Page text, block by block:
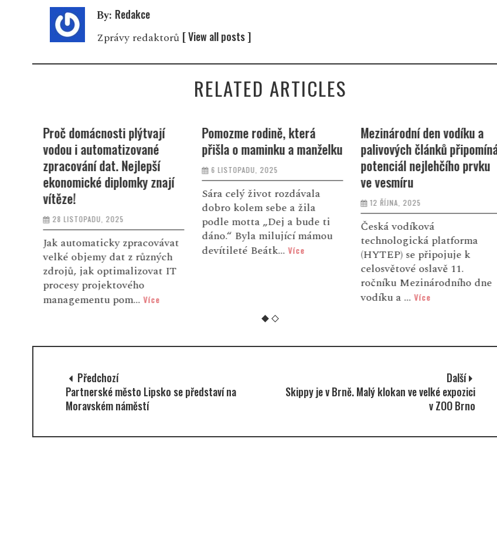
By: Redakce
Zprávy redaktorů [ View all posts ]
RELATED ARTICLES
Proč domácnosti plýtvají
vodou i automatizované
zpracování dat. Nejlepší
ekonomické diplomky znají
vítěze!
28 LISTOPADU, 2025
Jak automaticky zpracovávat
velké objemy dat z různých
zdrojů, jak optimalizovat IT
procesy projektového
managementu pom... Více
Pomozme rodině, která
přišla o maminku a manželku
6 LISTOPADU, 2025
Sára celý život rozdávala
dobro kolem sebe a žila
podle motta „Dej a bude ti
dáno.“ Byla milující mámou
devítileté Beátk... Více
Mezinárodní den vodíku a
palivových článků připomíná
potenciál nejlehčího prvku
ve vesmíru
12 ŘÍJNA, 2025
Česká vodíková
technologická platforma
(HYTEP) se připojuje k
celosvětové oslavě 11.
ročníku Mezinárodního dne
vodíku a ... Více
Předchozí
Partnerské město Lipsko se představí na
Moravském náměstí
Další
Skippy je v Brně. Malý klokan ve velké expozici
v ZOO Brno